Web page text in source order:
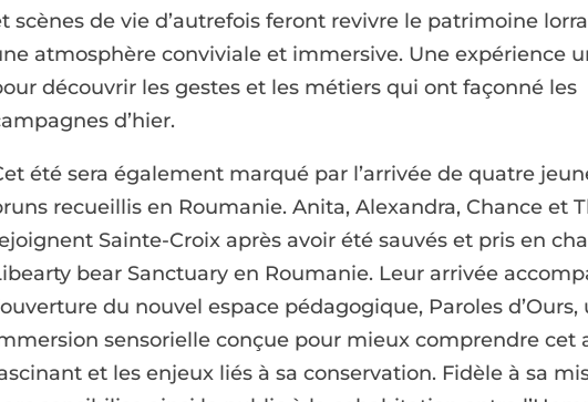
scènes de vie d’autrefois feront revivre le patrimoine
atmosphère conviviale et immersive. Une expérience
découvrir les gestes et les métiers qui ont façonné les
d’hier.
été sera également marqué par l’arrivée de quatre
recueillis en Roumanie. Anita, Alexandra, Chance et
Sainte-Croix après avoir été sauvés et pris en
bear Sanctuary en Roumanie. Leur arrivée
du nouvel espace pédagogique, Paroles d’Ours,
sensorielle conçue pour mieux comprendre cet
et les enjeux liés à sa conservation. Fidèle à sa